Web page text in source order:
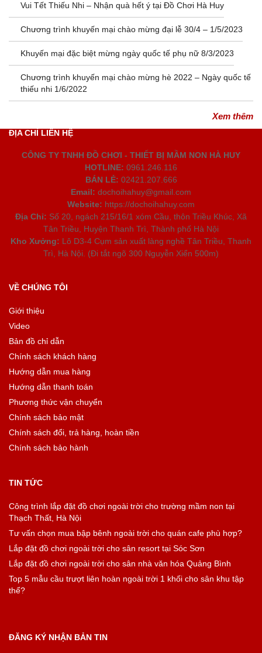
Vui Tết Thiếu Nhi – Nhận quà hết ý tại Đồ Chơi Hà Huy
Chương trình khuyến mại chào mừng đại lễ 30/4 – 1/5/2023
Khuyến mại đặc biệt mừng ngày quốc tế phụ nữ 8/3/2023
Chương trình khuyến mại chào mừng hè 2022 – Ngày quốc tế
thiếu nhi 1/6/2022
Xem thêm
ĐỊA CHỈ LIÊN HỆ
CÔNG TY TNHH ĐỒ CHƠI - THIẾT BỊ MẦM NON HÀ HUY
HOTLINE: 0961.246.116
BÁN LẺ: 02421.207.666
Email: dochoihahuy@gmail.com
Website: https://dochoihahuy.com
Địa Chỉ: Số 20, ngách 215/16/1 xóm Cầu, thôn Triều Khúc, Xã
Tân Triều, Huyện Thanh Trì, Thành phố Hà Nội
Kho Xưởng: Lô D3-4 Cụm sản xuất làng nghề Tân Triều, Thanh
Trì, Hà Nội. (Đi tắt ngõ 300 Nguyễn Xiển 500m)
VỀ CHÚNG TÔI
Giới thiệu
Video
Bản đồ chỉ dẫn
Chính sách khách hàng
Hướng dẫn mua hàng
Hướng dẫn thanh toán
Phương thức vận chuyển
Chính sách bảo mật
Chính sách đổi, trả hàng, hoàn tiền
Chính sách bảo hành
TIN TỨC
Công trình lắp đặt đồ chơi ngoài trời cho trường mầm non tại
Thạch Thất, Hà Nội
Tư vấn chọn mua bập bênh ngoài trời cho quán cafe phù hợp?
Lắp đặt đồ chơi ngoài trời cho sân resort tại Sóc Sơn
Lắp đặt đồ chơi ngoài trời cho sân nhà văn hóa Quảng Bình
Top 5 mẫu cầu trượt liên hoàn ngoài trời 1 khối cho sân khu tập
thể?
ĐĂNG KÝ NHẬN BẢN TIN